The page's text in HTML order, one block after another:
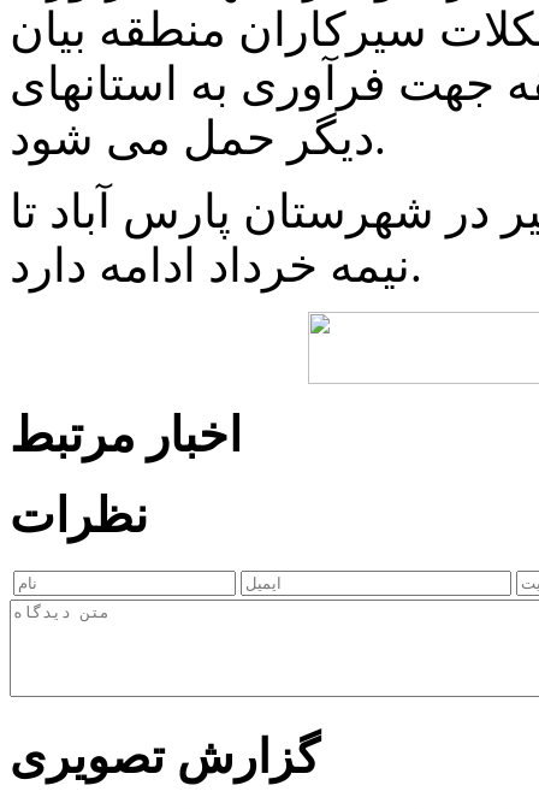
سیرکاران منطقه بیان
فرآوری به استانهای
دیگر حمل می شود.
شهرستان پارس آباد تا
نیمه خرداد ادامه دارد.
اخبار مرتبط
نظرات
گزارش تصویری